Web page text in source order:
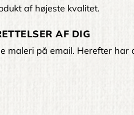
af højeste kvalitet.
AF DIG
maleri på email. Herefter